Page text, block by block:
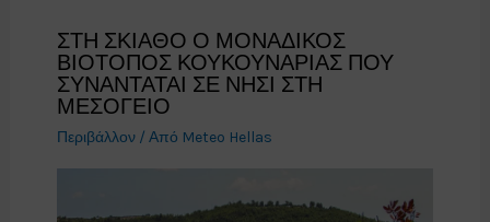
ΣΤΗ ΣΚΙΑΘΟ Ο ΜΟΝΑΔΙΚΟΣ
ΒΙΟΤΟΠΟΣ ΚΟΥΚΟΥΝΑΡΙΑΣ ΠΟΥ
ΣΥΝΑΝΤΑΤΑΙ ΣΕ ΝΗΣΙ ΣΤΗ
ΜΕΣΟΓΕΙΟ
Περιβάλλον/ Από Meteo Hellas